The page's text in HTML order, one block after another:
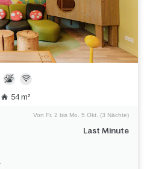
54 m²
Last Minute
Von Fr. 2 bis Mo. 5 Okt. (3 Nächte)